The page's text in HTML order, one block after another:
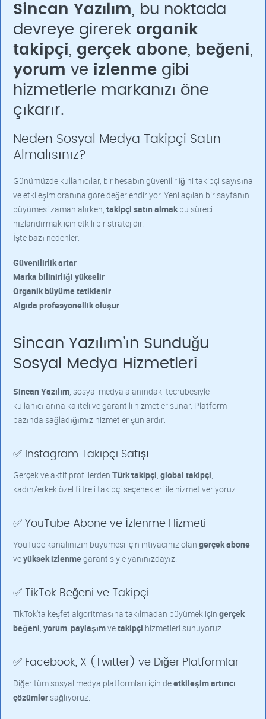
Sincan Yazılım , bu noktada
devreye girerek organik
takipçi
gerçek abone beğeni
yorum ve izlenme gibi
hizmetlerle markanızı öne
çıkarır.
Neden Sosyal Medya Takipçi Satın
Almalısınız?
Günümüzde kullanıcılar, bir hesabın güvenilirliğini takipçi sayısına
ve etkileşim oranına göre değerlendiriyor. Yeni açılan bir sayfanın
büyümesi zaman alırken, takipçi satın almakbu süreci
hızlandırmak için etkili bir stratejidir.
İşte bazı nedenler:
Güvenilirlik artar
Marka bilinirliği yükselir
Organik büyüme tetiklenir
Algıda profesyonellik oluşur
Sincan Yazılım’ın Sunduğu
Sosyal Medya Hizmetleri
Sincan Yazılım, sosyal medya alanındaki tecrübesiyle
kullanıcılarına kaliteli ve garantili hizmetler sunar. Platform
bazında sağladığımız hizmetler şunlardır:
✅ Instagram Takipçi Satışı
Gerçek ve aktif profillerden Türk takipçi, global takipçi,
kadın/erkek özel filtreli takipçi seçenekleri ile hizmet veriyoruz.
✅ YouTube Abone ve İzlenme Hizmeti
YouTube kanalınızın büyümesi için ihtiyacınız olan gerçek abone
veyüksek izlenmegarantisiyle yanınızdayız.
✅ TikTok Beğeni ve Takipçi
TikTok'ta keşfet algoritmasına takılmadan büyümek için gerçek
beğeni, yorum, paylaşımvetakipçi hizmetleri sunuyoruz.
✅ Facebook, X (Twitter) ve Diğer Platformlar
Diğer tüm sosyal medya platformları için deetkileşim artırıcı
çözümlersağlıyoruz.